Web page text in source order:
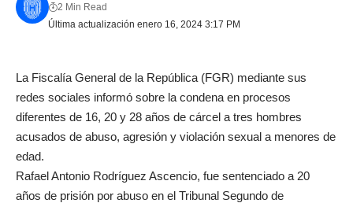
Última actualización enero 16, 2024 3:17 PM
2 Min Read
La Fiscalía General de la República (FGR) mediante sus
redes sociales informó sobre la condena en procesos
diferentes de 16, 20 y 28 años de cárcel a tres hombres
acusados de abuso, agresión y violación sexual a menores de
edad.
Rafael Antonio Rodríguez Ascencio, fue sentenciado a 20
años de prisión por abuso en el Tribunal Segundo de